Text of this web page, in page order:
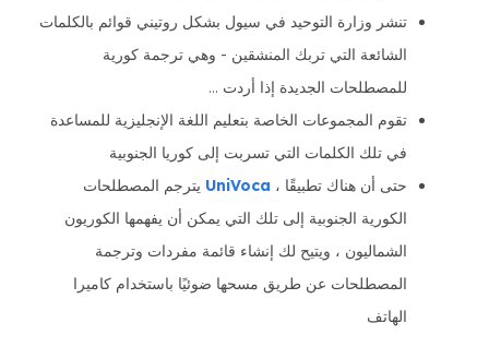
تنشر وزارة التوحيد في سيول بشكل روتيني قوائم بالكلمات
الشائعة التي تربك المنشقين - وهي ترجمة كورية
للمصطلحات الجديدة إذا أردت ...
تقوم المجموعات الخاصة بتعليم اللغة الإنجليزية للمساعدة
في تلك الكلمات التي تسربت إلى كوريا الجنوبية
حتى أن هناك تطبيقًا ،
يترجم المصطلحات
الكورية الجنوبية إلى تلك التي يمكن أن يفهمها الكوريون
الشماليون ، ويتيح لك إنشاء قائمة مفردات وترجمة
المصطلحات عن طريق مسحها ضوئيًا باستخدام كاميرا
الهاتف